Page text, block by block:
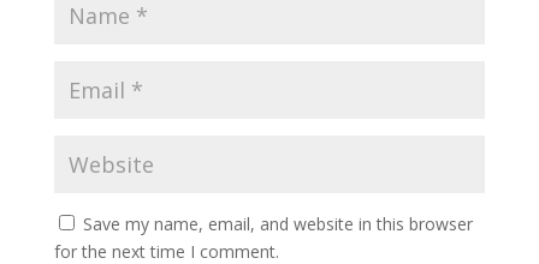
Save my name, email, and website in this browser
for the next time I comment.